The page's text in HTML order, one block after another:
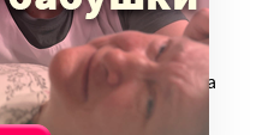
происходило везде.
быть разработаны на
в ближайшее